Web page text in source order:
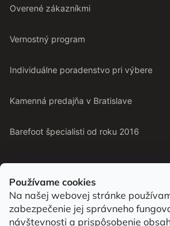
Používame cookies
Na našej webovej stránke
zabezpečenie jej správneho
návštevnosti a prispôsobenie
Overené zákazníkmi
Vernostný program
Individuálne poradenstvo pri výbere
Kamenná predajňa v Bratislave
Barefoot špecialisti od roku 2016
Od roku 2016 pomáhame vyberať
chodidla. Nájdete nás aj v predajni v